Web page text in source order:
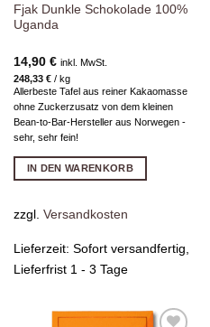
Fjak Dunkle Schokolade 100%
Uganda
14,90 € inkl. MwSt.
248,33 €/ kg
Allerbeste Tafel aus reiner Kakaomasse
ohne Zuckerzusatz von dem kleinen
Bean-to-Bar-Hersteller aus Norwegen -
sehr, sehr fein!
IN DEN WARENKORB
zzgl. Versandkosten
Lieferzeit: Sofort versandfertig,
Lieferfrist 1 - 3 Tage